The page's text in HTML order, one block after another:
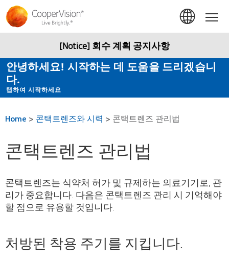
요
콘
텐
건
너
뛰
기
[Notice] 회수 계획 공지사항
안녕하세요! 시작하는 데 도움을 드리겠습니
다.
탭하여 시작하세요
Home > 콘택트렌즈와 시력 > 콘택트렌즈 관리법
콘택트렌즈 관리법
콘택트렌즈는 식약처 허가 및 규제하는 의료기기로, 관
리가 중요합니다. 다음은 콘택트렌즈 관리 시 기억해야
할 점으로 유용할 것입니다.
처방된 착용 주기를 지킵니다.